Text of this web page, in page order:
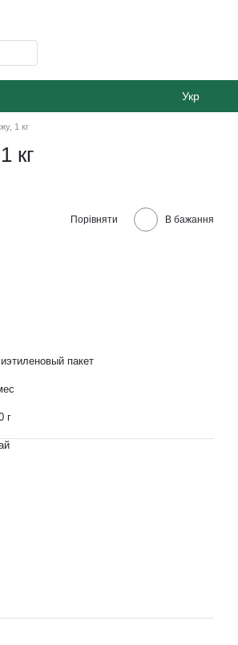
Укр
1 кг
кг
Порівняти В бажання
пакет
г